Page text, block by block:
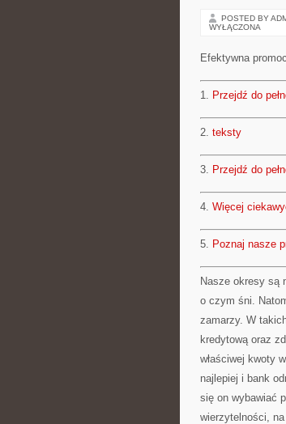
POSTED BY
WYŁĄCZONA
Efektywna
1. Przejdź do
2. teksty
3. Przejdź do
4. Więcej
5. Poznaj nasze
Nasze okresy są
o czym śni.
zamarzy. W
kredytową oraz
właściwej kwoty
najlepiej i bank
się on wybawiać
wierzytelności,